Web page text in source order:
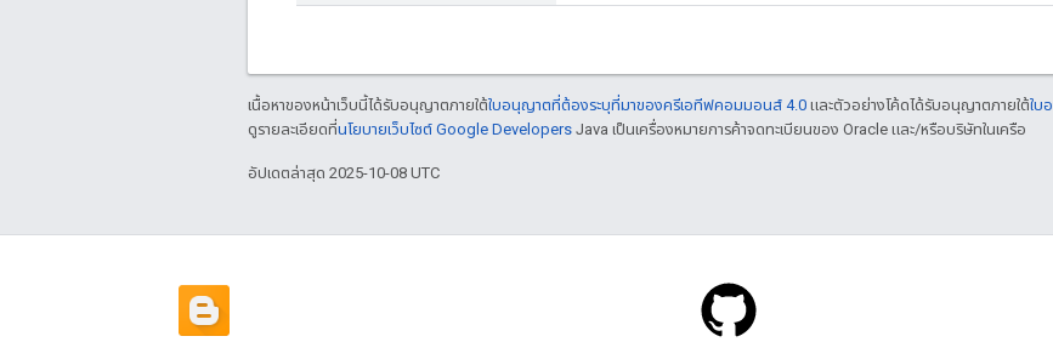
เนื้อหาของหน้าเว็บนี้ได้รับอนุญาตภายใต้ใบอนุญาตที่ต้องระบุที่มาของครีเอทีฟคอมมอนส์ 4.0 และตัวอย่างโค้ดได้รับอนุญาตภายใต้ใบ
ดูรายละเอียดที่นโยบายเว็บไซต์ Google Developers Java เป็นเครื่องหมายการค้าจดทะเบียนของ Oracle และ/หรือบริษัทในเครือ
อัปเดตล่าสุด 2025-10-08 UTC